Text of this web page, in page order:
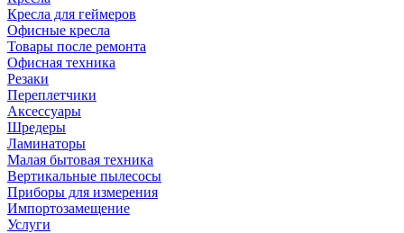
Кресла для геймеров
Офисные кресла
Товары после ремонта
Офисная техника
Резаки
Переплетчики
Аксессуары
Шредеры
Ламинаторы
Малая бытовая техника
Вертикальные пылесосы
Приборы для измерения
Импортозамещение
Услуги